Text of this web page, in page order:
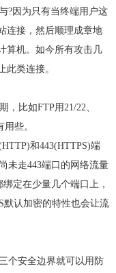
?因为只有当终端用户这
连接，然后顺理成章地
算机。如今所有攻击几
此类连接。
，比如FTP用21/22、
些。
和443(HTTPS)端
未走443端口的网络流量
定在少量几个端口上，
默认加密的特性也会让流
个安全边界就可以用防